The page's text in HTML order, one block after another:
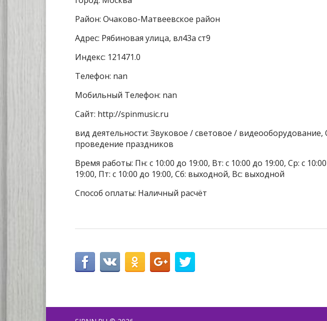
Район: Очаково-Матвеевское район
Адрес: Рябиновая улица, вл43а ст9
Индекс: 121471.0
Телефон: nan
Мобильный Телефон: nan
Сайт: http://spinmusic.ru
вид деятельности: Звуковое / световое / видеооборудование,
проведение праздников
Время работы: Пн: с 10:00 до 19:00, Вт: с 10:00 до 19:00, Ср: с
19:00, Пт: с 10:00 до 19:00, Сб: выходной, Вс: выходной
Способ оплаты: Наличный расчёт